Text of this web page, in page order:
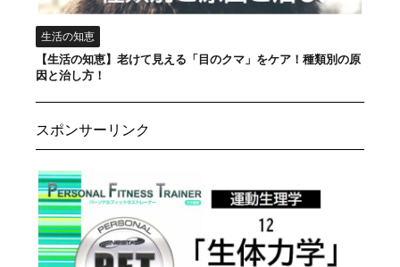
生活の知恵
【生活の知恵】老けて見える「目のクマ」をケア！種類別の原
因と治し方！
スポンサーリンク